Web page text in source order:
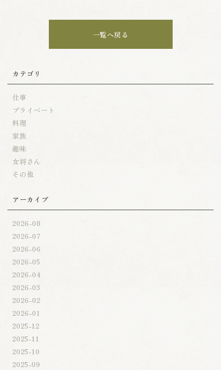
一覧へ戻る
カテゴリ
仕事
プライベート
料理
家族
趣味
女将さん
その他
アーカイブ
2026-08
2026-07
2026-06
2026-05
2026-04
2026-03
2026-02
2026-01
2025-12
2025-11
2025-10
2025-09